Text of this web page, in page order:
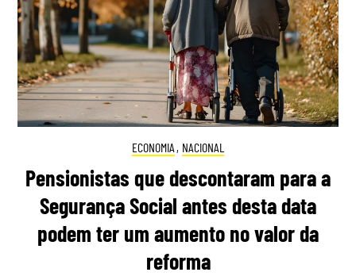
ECONOMIA , NACIONAL
Pensionistas que descontaram para a
Segurança Social antes desta data
podem ter um aumento no valor da
reforma